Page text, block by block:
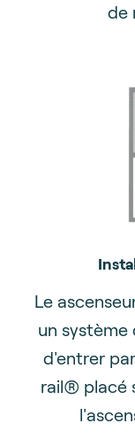
de
Le
un
d'entrer
rail® placé